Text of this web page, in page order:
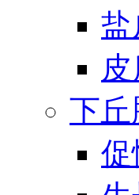
盐
下丘
促